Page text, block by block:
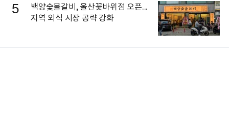
5
백양숯불갈비, 울산꽃바위점 오픈...
지역 외식 시장 공략 강화